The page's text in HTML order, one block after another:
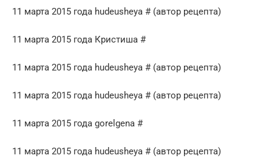
11 марта 2015 года hudeusheya # (автор рецепта)
11 марта 2015 года Кристиша #
11 марта 2015 года hudeusheya # (автор рецепта)
11 марта 2015 года hudeusheya # (автор рецепта)
11 марта 2015 года gorelgena #
11 марта 2015 года hudeusheya # (автор рецепта)